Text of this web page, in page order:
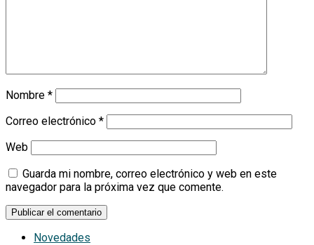
Nombre *
Correo electrónico *
Web
Guarda mi nombre, correo electrónico y web en este
navegador para la próxima vez que comente.
Novedades